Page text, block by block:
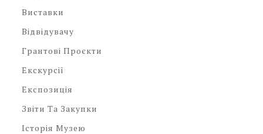
Виставки
Відвідувачу
Грантові Проєкти
Екскурсії
Експозиція
Звіти Та Закупки
Історія Музею